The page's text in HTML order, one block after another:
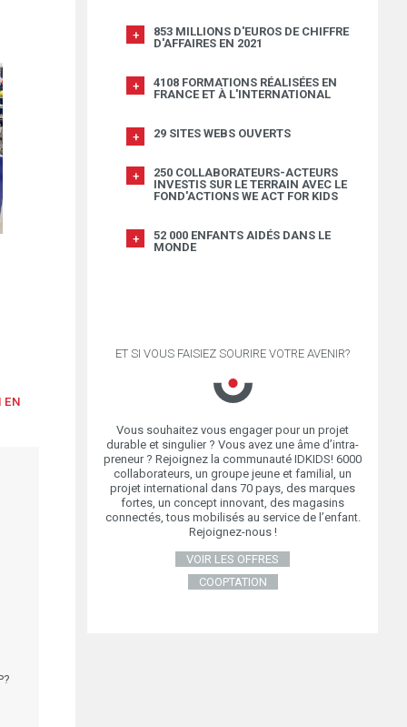
EN
853 MILLIONS D'EUROS DE CHIFFRE
D'AFFAIRES EN 2021
4108 FORMATIONS RÉALISÉES EN
FRANCE ET À L'INTERNATIONAL
29 SITES WEBS OUVERTS
250 COLLABORATEURS-ACTEURS
INVESTIS SUR LE TERRAIN AVEC LE
FOND'ACTIONS WE ACT FOR KIDS
52 000 ENFANTS AIDÉS DANS LE
MONDE
ET SI VOUS FAISIEZ SOURIRE VOTRE AVENIR?
Vous souhaitez vous engager pour un projet
durable et singulier ? Vous avez une âme d’intra-
preneur ? Rejoignez la communauté IDKIDS! 6000
collaborateurs, un groupe jeune et familial, un
projet international dans 70 pays, des marques
fortes, un concept innovant, des magasins
connectés, tous mobilisés au service de l’enfant.
Rejoignez-nous !
VOIR LES OFFRES
COOPTATION